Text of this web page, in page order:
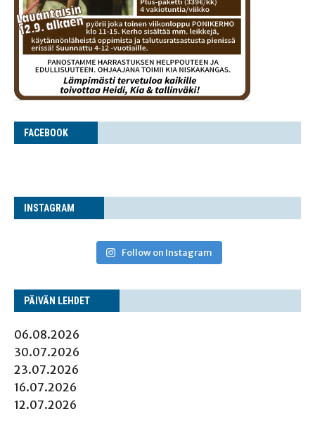
FACE­BOOK
INS­TA­GRAM
Follow on Instagram
PÄI­VÄN LEHDET
06.08.2026
30.07.2026
23.07.2026
16.07.2026
12.07.2026